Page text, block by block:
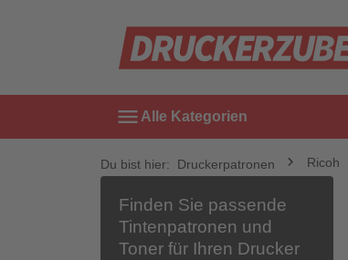
menu Alle Kategorien
Du bist hier: Druckerpatronen Ricoh
Finden Sie passende
Tintenpatronen und
Toner für Ihren Drucker